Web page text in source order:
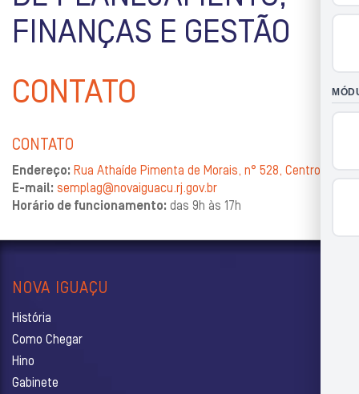
FINANÇAS E GESTÃO
CONTATO
CONTATO
Endereço: Rua Athaíde Pimenta de Morais, n° 528, Centro
E-mail: semplag@novaiguacu.rj.gov.br
Horário de funcionamento: das 9h às 17h
NOVA IGUAÇU
História
Como Chegar
Hino
Gabinete